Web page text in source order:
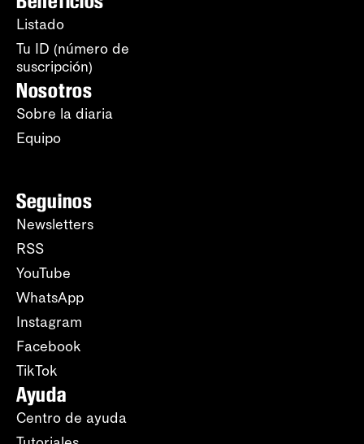
Listado
Tu ID (número de
suscripción)
Nosotros
Sobre la diaria
Equipo
Seguinos
Newsletters
RSS
YouTube
WhatsApp
Instagram
Facebook
TikTok
Ayuda
Centro de ayuda